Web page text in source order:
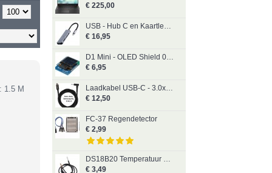
€ 225,00
USB - Hub C en Kaartlezer Gembird CRU3P1U2P2-01
€ 16,95
D1 Mini - OLED Shield 0,66"
€ 6,95
Laadkabel USB-C - 3.0x1.1mm 1,8M Yanec YCA007
€ 12,50
FC-37 Regendetector
€ 2,99
DS18B20 Temperatuur Sensor - Waterdicht, RVS
€ 3,49
1.5 M